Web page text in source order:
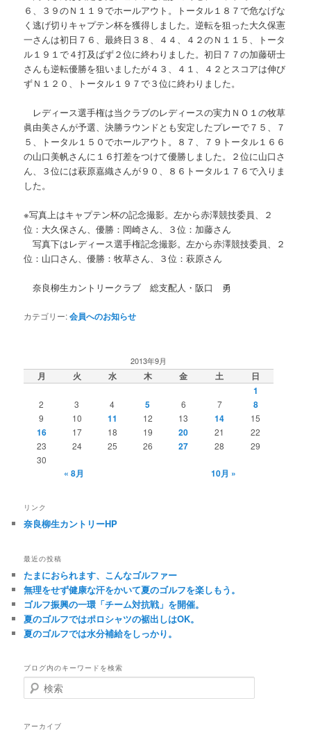
６、３９のＮ１１９でホールアウト。トータル１８７で危なげな
く逃げ切りキャプテン杯を獲得しました。逆転を狙った大久保憲
一さんは初日７６、最終日３８、４４、４２のＮ１１５、トータ
ル１９１で４打及ばず２位に終わりました。初日７７の加藤研士
さんも逆転優勝を狙いましたが４３、４１、４２とスコアは伸び
ずＮ１２０、トータル１９７で３位に終わりました。
レディース選手権は当クラブのレディースの実力ＮＯ１の牧草
眞由美さんが予選、決勝ラウンドとも安定したプレーで７５、７
５、トータル１５０でホールアウト。８７、７９トータル１６６
の山口美帆さんに１６打差をつけて優勝しました。２位に山口さ
ん、３位には萩原嘉織さんが９０、８６トータル１７６で入りま
した。
※写真上はキャプテン杯の記念撮影。左から赤澤競技委員、２
位：大久保さん、優勝：岡崎さん、３位：加藤さん
写真下はレディース選手権記念撮影。左から赤澤競技委員、２
位：山口さん、優勝：牧草さん、３位：萩原さん
奈良柳生カントリークラブ 総支配人・阪口 勇
カテゴリー:会員へのお知らせ
2013年9月
月 火 水 木 金 土
日
1
2 3 4 5 6 7 8
9 10 11 12 13 14 15
16 17 18 19 20 21
22
23
24 25 26 27 28
29
30
« 8月 10月 »
リンク
奈良柳生カントリーHP
最近の投稿
たまにおられます、こんなゴルファー
無理をせず健康な汗をかいて夏のゴルフを楽しもう。
ゴルフ振興の一環「チーム対抗戦」を開催。
夏のゴルフではポロシャツの裾出しはOK。
夏のゴルフでは水分補給をしっかり。
ブログ内のキーワードを検索
検
索
アーカイブ